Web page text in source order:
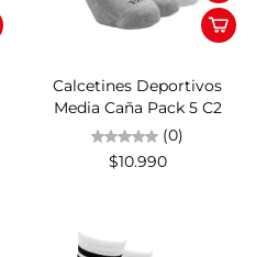
Calcetines Deportivos
Media Caña Pack 5 C2
(0)
$10.990